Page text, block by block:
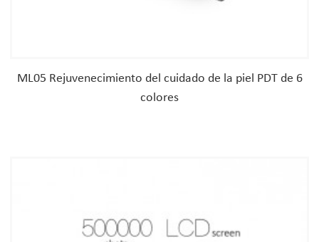
ML05 Rejuvenecimiento del cuidado de la piel PDT de 6
colores